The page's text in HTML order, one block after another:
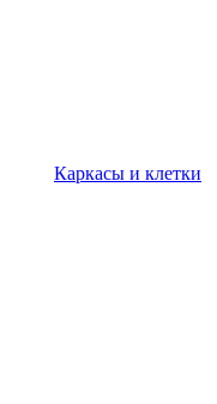
Каркасы и клетки